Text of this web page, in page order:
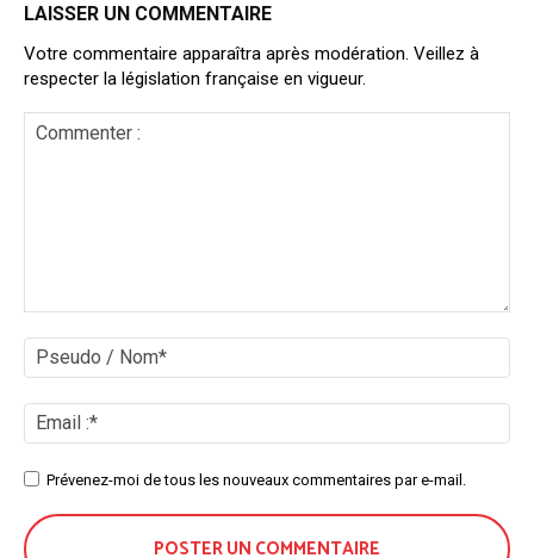
LAISSER UN COMMENTAIRE
Votre commentaire apparaîtra après modération. Veillez à
respecter la législation française en vigueur.
/
:*
SitePrévenez-moi de tous les nouveaux commentaires par e-mail.